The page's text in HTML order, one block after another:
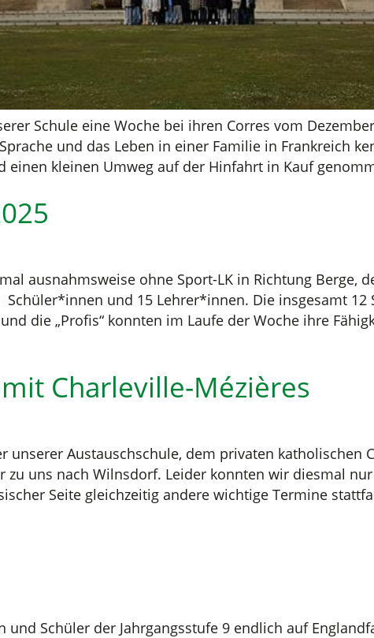
Schule eine Woche bei ihren Corres vom
und das Leben in einer Familie in Frankreich
einen kleinen Umweg auf der Hinfahrt in Kauf
ausnahmsweise ohne Sport-LK in Richtung Berge,
und 15 Lehrer*innen. Die insgesamt 12
die „Profis“ konnten im Laufe der Woche ihre
Charleville-Mézières
Austauschschule, dem privaten katholischen
zu uns nach Wilnsdorf. Leider konnten wir diesmal
Seite gleichzeitig andere wichtige Termine
und Schüler der Jahrgangsstufe 9 endlich auf